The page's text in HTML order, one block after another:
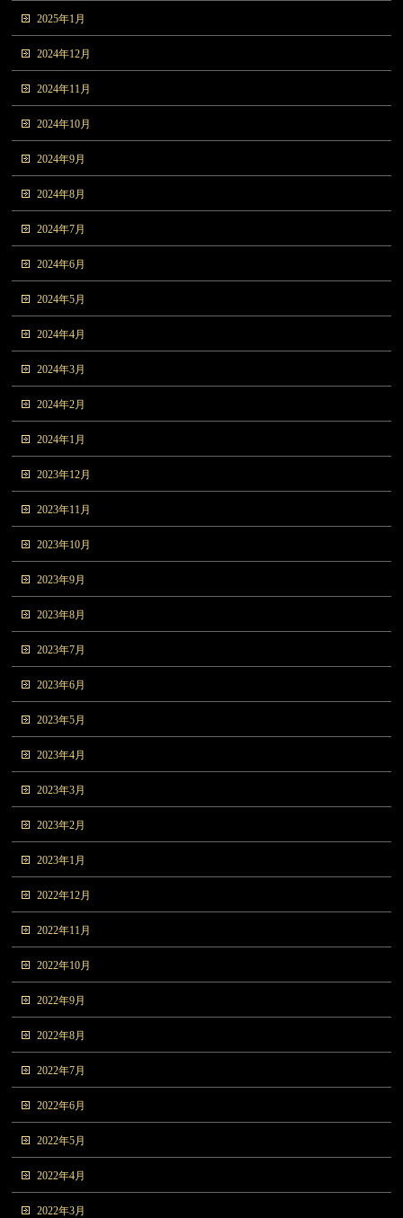
2025年1月
2024年12月
2024年11月
2024年10月
2024年9月
2024年8月
2024年7月
2024年6月
2024年5月
2024年4月
2024年3月
2024年2月
2024年1月
2023年12月
2023年11月
2023年10月
2023年9月
2023年8月
2023年7月
2023年6月
2023年5月
2023年4月
2023年3月
2023年2月
2023年1月
2022年12月
2022年11月
2022年10月
2022年9月
2022年8月
2022年7月
2022年6月
2022年5月
2022年4月
2022年3月